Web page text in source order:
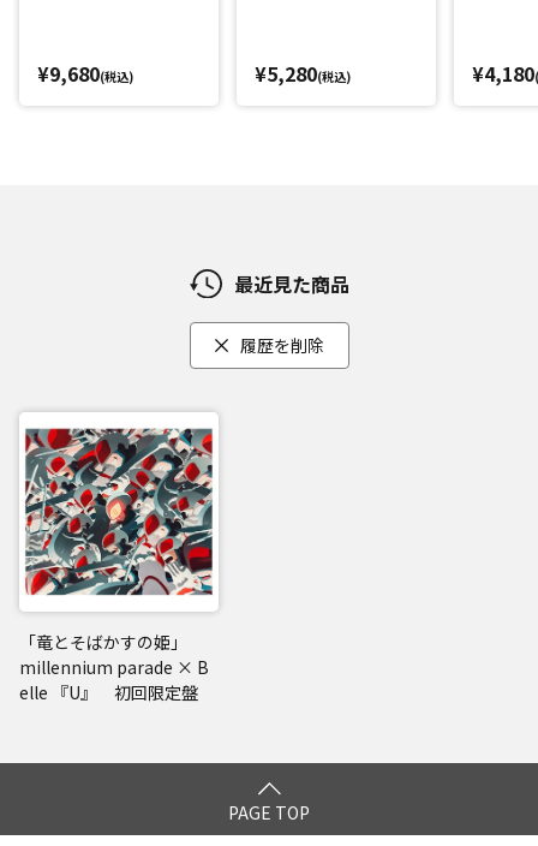
¥9,680(税込) ¥5,280(税込) ¥4,180
最近見た商品
履歴を削除
「竜とそばかすの姫」
millennium parade × B
elle 『U』 初回限定盤
PAGE TOP